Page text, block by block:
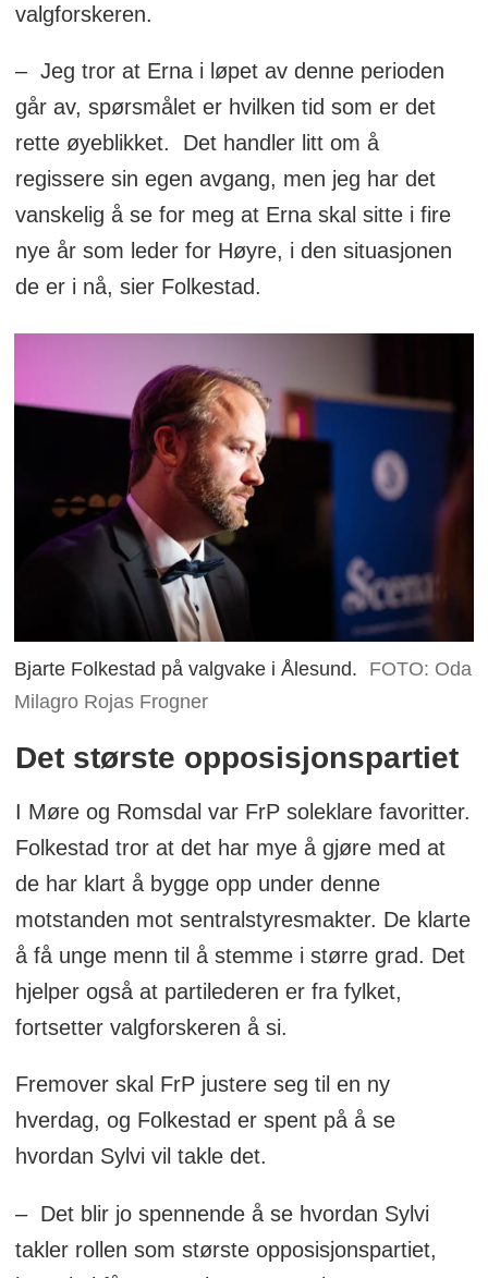
valgforskeren.
– Jeg tror at Erna i løpet av denne perioden
går av, spørsmålet er hvilken tid som er det
rette øyeblikket. Det handler litt om å
regissere sin egen avgang, men jeg har det
vanskelig å se for meg at Erna skal sitte i fire
nye år som leder for Høyre, i den situasjonen
de er i nå, sier Folkestad.
Bjarte Folkestad på valgvake i Ålesund.
FOTO: Oda
Milagro Rojas Frogner
Det største opposisjonspartiet
I Møre og Romsdal var FrP soleklare favoritter.
Folkestad tror at det har mye å gjøre med at
de har klart å bygge opp under denne
motstanden mot sentralstyresmakter. De klarte
å få unge menn til å stemme i større grad. Det
hjelper også at partilederen er fra fylket,
fortsetter valgforskeren å si.
Fremover skal FrP justere seg til en ny
hverdag, og Folkestad er spent på å se
hvordan Sylvi vil takle det.
– Det blir jo spennende å se hvordan Sylvi
takler rollen som største opposisjonspartiet,